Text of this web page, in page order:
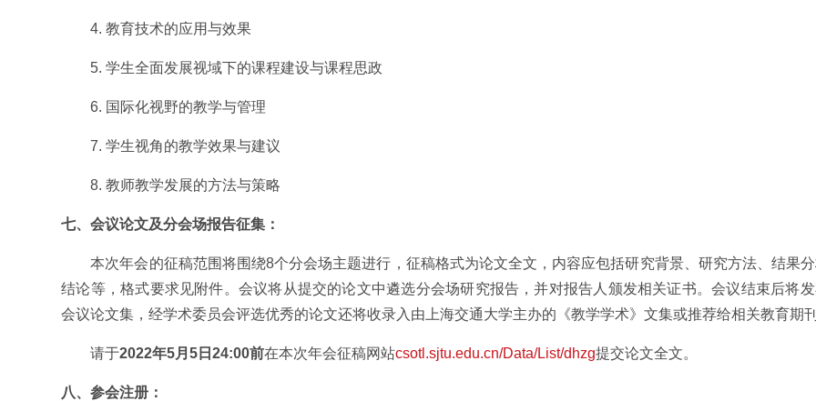
4. 教育技术的应用与效果
5. 学生全面发展视域下的课程建设与课程思政
6. 国际化视野的教学与管理
7. 学生视角的教学效果与建议
8. 教师教学发展的方法与策略
七、会议论文及分会场报告征集 ：
本次年会的征稿范围将围绕8个分会场主题进行，征稿格式为论文全文，内容应包括研究背景、研究方法、结果
结论等，格式要求见附件。会议将从提交的论文中遴选分会场研究报告，并对报告人颁发相关证书。会议结束后将
会议论文集，经学术委员会评选优秀的论文还将收录入由上海交通大学主办的《教学学术》文集或推荐给相关教育期
请于2022年5月5 日24:00前在本次年会征稿网站csotl.sjtu.edu.cn/Data/List/dhzg提交论文全文。
八、参会注册：